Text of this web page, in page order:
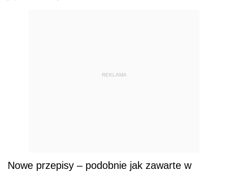
REKLAMA
Nowe przepisy – podobnie jak zawarte w